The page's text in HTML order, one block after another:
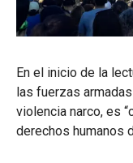
En el inicio de la
las fuerzas
violencia narco, es
derechos humanos